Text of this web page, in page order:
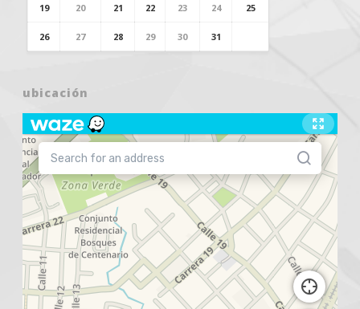
19 20 21 22 23 24 25
26 27 28 29 30 31
ubicación